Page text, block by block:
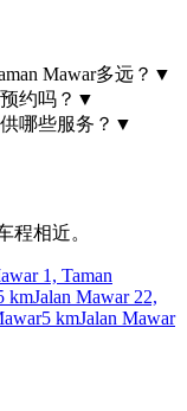
Mawar多远？ ▼
约吗？ ▼
哪些服务？ ▼
程相近。
1, Taman
kmJalan Mawar 22,
5 kmJalan Mawar